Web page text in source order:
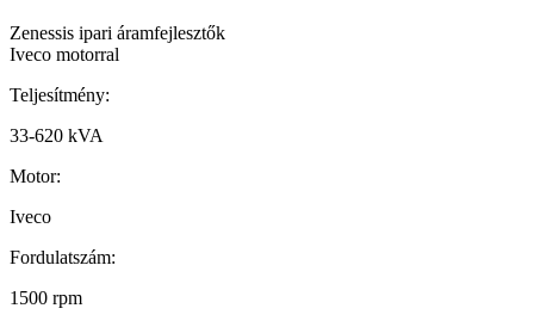
Zenessis ipari áramfejlesztők
Iveco motorral
Teljesítmény:
33-620 kVA
Motor:
Iveco
Fordulatszám:
1500 rpm